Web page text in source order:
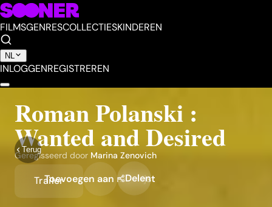
FILMSGENRESCOLLECTIESKINDEREN
NL
INLOGGENREGISTREREN
Terug
Roman Polanski :
Wanted and Desired
Geregisseerd door Marina Zenovich
Trailer
Toevoegen aan mijn lijst
Delen